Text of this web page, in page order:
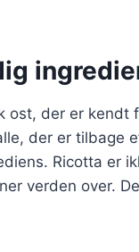
ost, der er kendt
der er tilbage
Ricotta er
verden over.